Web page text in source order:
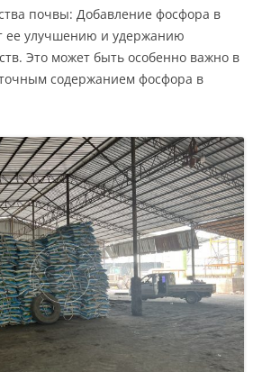
почвы: Добавление фосфора в
ее улучшению и удержанию
Это может быть особенно важно в
содержанием фосфора в